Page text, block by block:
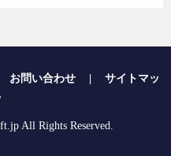
お問い合わせ
サイトマッ
All Rights Reserved.